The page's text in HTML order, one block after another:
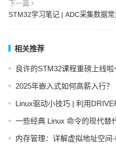
下一篇
STM32学习笔记 | ADC采集数据常
相关推荐
良许的STM32课程重磅上线啦
2025年嵌入式如何高薪入行？
Linux驱动小技巧 | 利用
一些经典 Linux 命令的现代替
内存管理：详解虚拟地址空间